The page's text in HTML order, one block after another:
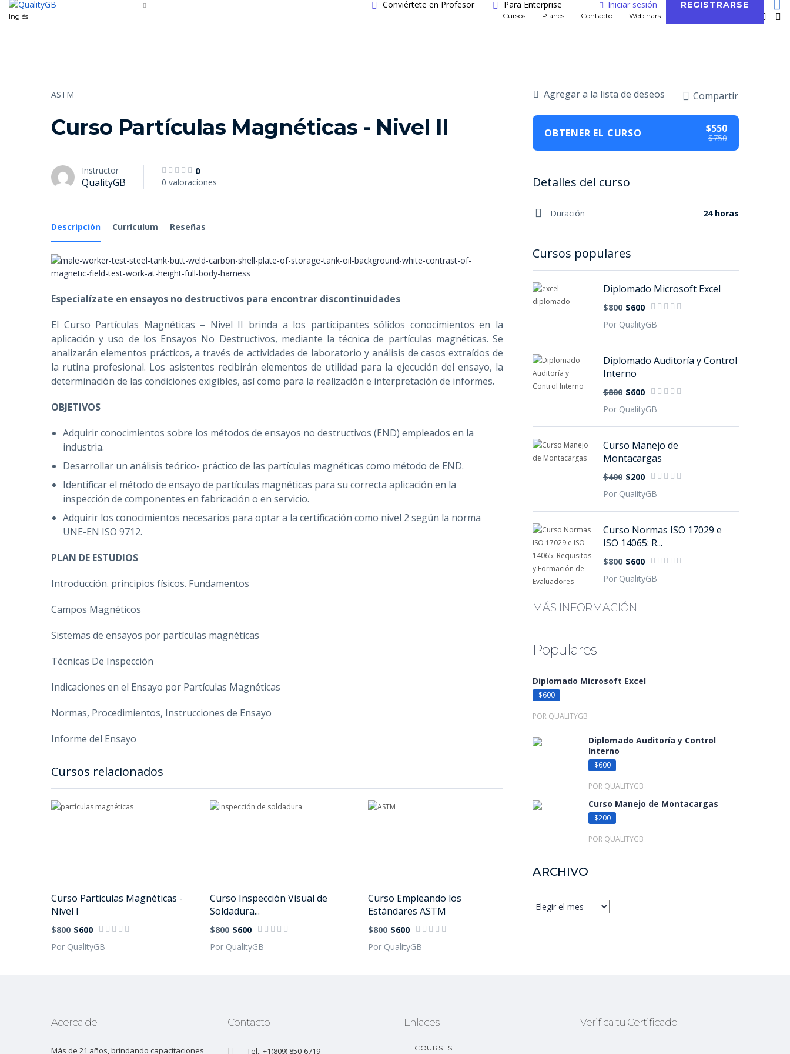
Inglés Cursos Planes Contacto Webinars
Conviértete en Profesor Para Enterprise Iniciar sesión REGISTRARSE
ASTM
Curso Partículas Magnéticas - Nivel II
Instructor
QualityGB
0
0 valoraciones
Descripción Currículum Reseñas
Especialízate en ensayos no destructivos para encontrar discontinuidades
El Curso Partículas Magnéticas – Nivel II brinda a los participantes sólidos conocimientos en la
aplicación y uso de los Ensayos No Destructivos, mediante la técnica de partículas magnéticas. Se
analizarán elementos prácticos, a través de actividades de laboratorio y análisis de casos extraídos de
la rutina profesional. Los asistentes recibirán elementos de utilidad para la ejecución del ensayo, la
determinación de las condiciones exigibles, así como para la realización e interpretación de informes.
OBJETIVOS
Adquirir conocimientos sobre los métodos de ensayos no destructivos (END) empleados en la
industria.
Desarrollar un análisis teórico- práctico de las partículas magnéticas como método de END.
Identificar el método de ensayo de partículas magnéticas para su correcta aplicación en la
inspección de componentes en fabricación o en servicio.
Adquirir los conocimientos necesarios para optar a la certificación como nivel 2 según la norma
UNE-EN ISO 9712.
PLAN DE ESTUDIOS
Introducción. principios físicos. Fundamentos
Campos Magnéticos
Sistemas de ensayos por partículas magnéticas
Técnicas De Inspección
Indicaciones en el Ensayo por Partículas Magnéticas
Normas, Procedimientos, Instrucciones de Ensayo
Informe del Ensayo
Cursos relacionados
Curso Partículas Magnéticas -
Nivel I
$800 $600
Por QualityGB
Curso Inspección Visual de
Soldadura...
$800 $600
Por QualityGB
Curso Empleando los
Estándares ASTM
$800 $600
Por QualityGB
Agregar a la lista de deseos Compartir
OBTENER EL CURSO $550
$750
Detalles del curso
Duración 24 horas
Cursos populares
Diplomado Microsoft Excel
$800 $600
Por QualityGB
Diplomado Auditoría y Control
Interno
$800 $600
Por QualityGB
Curso Manejo de
Montacargas
$400 $200
Por QualityGB
Curso Normas ISO 17029 e
ISO 14065: R...
$800 $600
Por QualityGB
MÁS INFORMACIÓN
Populares
Diplomado Microsoft Excel
$600
POR QUALITYGB
Diplomado Auditoría y Control
Interno
$600
POR QUALITYGB
Curso Manejo de Montacargas
$200
POR QUALITYGB
ARCHIVO
Acerca de
Más de 21 años, brindando capacitaciones
Contacto
Tel.: +1(809) 850-6719
Enlaces
COURSES
Verifica tu Certificado